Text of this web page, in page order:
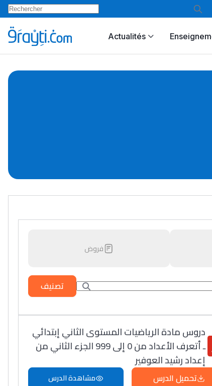
Actualités
فروض
تصنيف
دروس مادة الرياضيات المستوى الثاني إبتدائي
ـ أتعرف الأعداد من 0 إلى 999 الجزء الثاني من
إعداد رشيد العوفير
تحميل الدرس مشاهدة الدرس